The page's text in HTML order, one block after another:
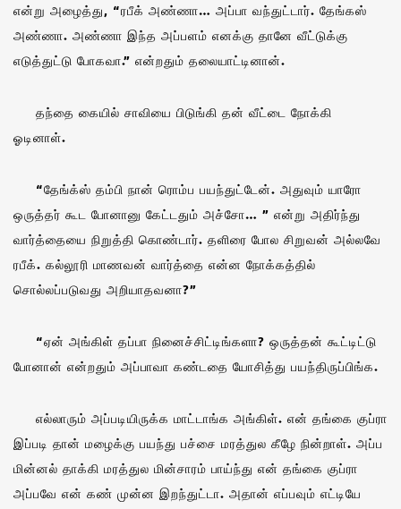
என்று அழைத்து, “ரபீக் அண்ணா… அப்பா வந்துட்டார். தேங்கஸ்
அண்ணா. அண்ணா இந்த அப்பளம் எனக்கு தானே வீட்டுக்கு
எடுத்துட்டு போகவா.” என்றதும் தலையாட்டினான்.
தந்தை கையில் சாவியை பிடுங்கி தன் வீட்டை நோக்கி
ஓடினாள்.
“தேங்க்ஸ் தம்பி நான் ரொம்ப பயந்துட்டேன். அதுவும் யாரோ
ஒருத்தர் கூட போனானு கேட்டதும் அச்சோ… ” என்று அதிர்ந்து
வார்த்தையை நிறுத்தி கொண்டார். தளிரை போல சிறுவன் அல்லவே
ரபீக். கல்லூரி மாணவன் வார்த்தை என்ன நோக்கத்தில்
சொல்லப்படுவது அறியாதவனா?”
“ஏன் அங்கிள் தப்பா நினைச்சிட்டிங்களா? ஒருத்தன் கூட்டிட்டு
போனான் என்றதும் அப்பாவா கண்டதை யோசித்து பயந்திருப்பிங்க.
எல்லாரும் அப்படியிருக்க மாட்டாங்க அங்கிள். என் தங்கை குப்ரா
இப்படி தான் மழைக்கு பயந்து பச்சை மரத்துல கீழே நின்றாள். அப்ப
மின்னல் தாக்கி மரத்துல மின்சாரம் பாய்ந்து என் தங்கை குப்ரா
அப்பவே என் கண் முன்ன இறந்துட்டா. அதான் எப்பவும் எட்டியே